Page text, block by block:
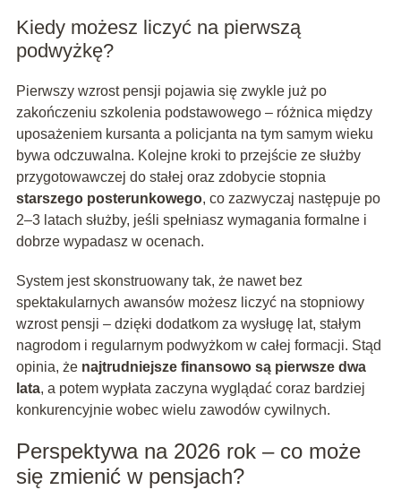
Kiedy możesz liczyć na pierwszą
podwyżkę?
Pierwszy wzrost pensji pojawia się zwykle już po
zakończeniu szkolenia podstawowego – różnica między
uposażeniem kursanta a policjanta na tym samym wieku
bywa odczuwalna. Kolejne kroki to przejście ze służby
przygotowawczej do stałej oraz zdobycie stopnia
starszego posterunkowego, co zazwyczaj następuje po
2–3 latach służby, jeśli spełniasz wymagania formalne i
dobrze wypadasz w ocenach.
System jest skonstruowany tak, że nawet bez
spektakularnych awansów możesz liczyć na stopniowy
wzrost pensji – dzięki dodatkom za wysługę lat, stałym
nagrodom i regularnym podwyżkom w całej formacji. Stąd
opinia, że najtrudniejsze finansowo są pierwsze dwa
lata, a potem wypłata zaczyna wyglądać coraz bardziej
konkurencyjnie wobec wielu zawodów cywilnych.
Perspektywa na 2026 rok – co może
się zmienić w pensjach?